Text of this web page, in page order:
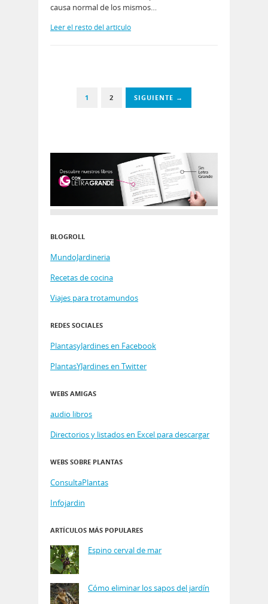
causa normal de los mismos…
Leer el resto del artículo
1 2 SIGUIENTE →
BLOGROLL
MundoJardineria
Recetas de cocina
Viajes para trotamundos
REDES SOCIALES
PlantasyJardines en Facebook
PlantasYJardines en Twitter
WEBS AMIGAS
audio libros
Directorios y listados en Excel para descargar
WEBS SOBRE PLANTAS
ConsultaPlantas
Infojardin
ARTÍCULOS MÁS POPULARES
Espino cerval de mar
Cómo eliminar los sapos del jardín